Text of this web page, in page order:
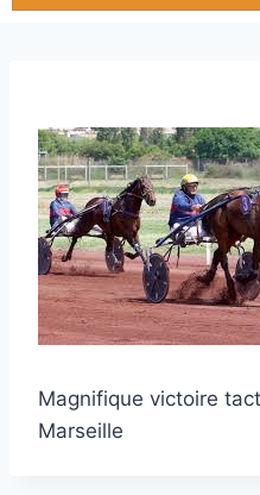
Magnifique victoire
Marseille